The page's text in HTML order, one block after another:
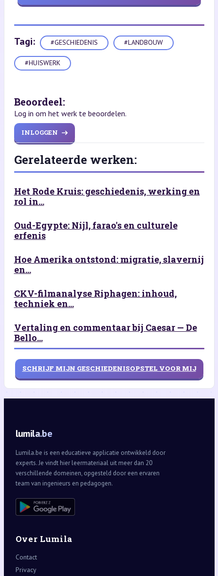
Tagi: #GESCHIEDENIS #LANDBOUW
#HUISWERK
Beoordeel:
Log in om het werk te beoordelen.
INLOGGEN
Gerelateerde werken:
Het Rode Kruis: geschiedenis, werking en
rol in...
Oud-Egypte: Nijl, farao's en culturele
erfenis
Hoe Amerika ontstond: migratie, slavernij
en...
CKV-filmanalyse Riphagen: inhoud,
techniek en...
Vertaling en commentaar bij Caesar — De
Bello...
SCHRIJF MIJN GESCHIEDENISOPSTEL VOOR MIJ
lumila.be
Lumila.be is een educatieve applicatie ontwikkeld door
experts. Je vindt hier leermateriaal uit meer dan 20
verschillende domeinen, opgesteld door een ervaren
team van ingenieurs en pedagogen.
Over Lumila
Contact
Privacy